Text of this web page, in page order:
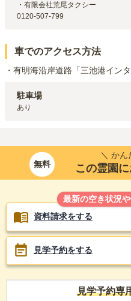
・有限会社荒尾タクシー
0120-507-799
車でのアクセス方法
・有明海沿岸道路「三池港イン
駐車場
あり
無料
＼ かん
この霊園
最新の空き状況
資料請求をする
見学予約をする
見学予約専